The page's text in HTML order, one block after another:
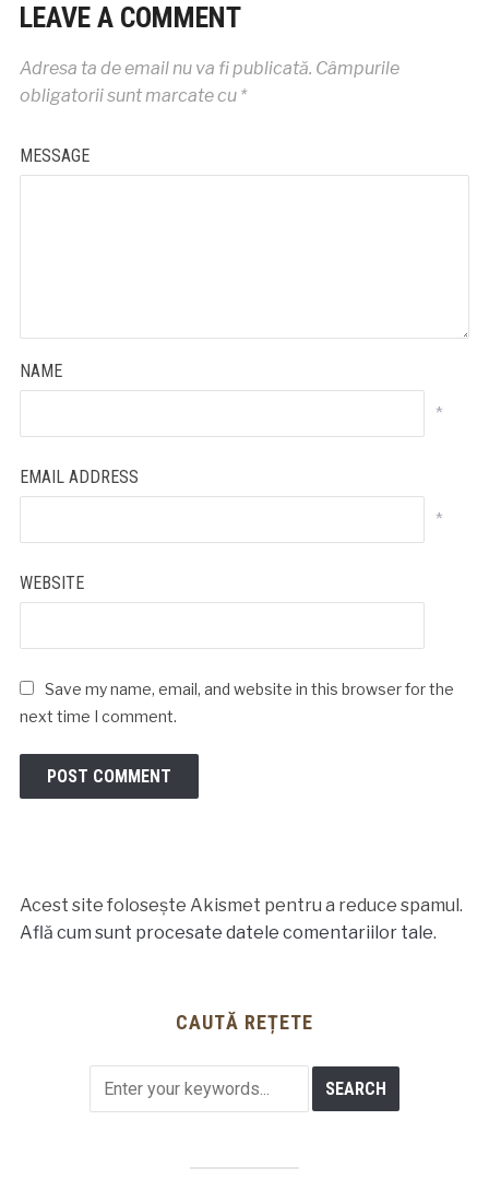
LEAVE A COMMENT
Adresa ta de email nu va fi publicată. Câmpurile
obligatorii sunt marcate cu *
MESSAGE
NAME
*
EMAIL ADDRESS
*
WEBSITE
Save my name, email, and website in this browser for the
next time I comment.
Acest site folosește Akismet pentru a reduce spamul.
Află cum sunt procesate datele comentariilor tale.
CAUTĂ REȚETE